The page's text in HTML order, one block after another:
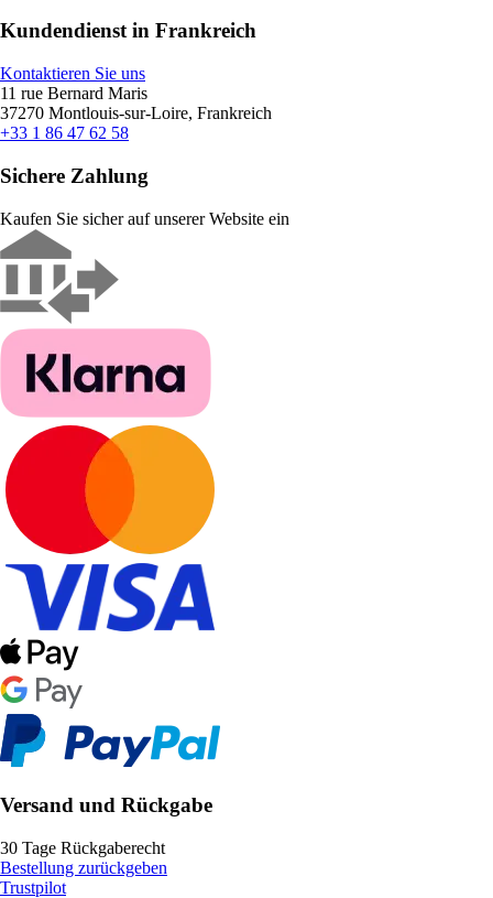
Kundendienst in Frankreich
Kontaktieren Sie uns
11 rue Bernard Maris
37270 Montlouis-sur-Loire, Frankreich
+33 1 86 47 62 58
Sichere Zahlung
Kaufen Sie sicher auf unserer Website ein
Versand und Rückgabe
30 Tage Rückgaberecht
Bestellung zurückgeben
Trustpilot